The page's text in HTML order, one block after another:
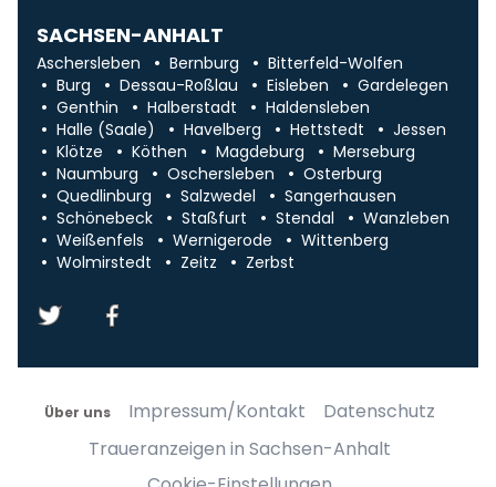
SACHSEN-ANHALT
Aschersleben Bernburg
Bitterfeld-Wolfen
Burg
Dessau-Roßlau Eisleben
Gardelegen
Genthin
Halberstadt
Haldensleben
Halle (Saale)
Havelberg Hettstedt
Jessen
Klötze
Köthen Magdeburg
Merseburg
Naumburg
Oschersleben
Osterburg
Quedlinburg
Salzwedel
Sangerhausen
Schönebeck
Staßfurt Stendal
Wanzleben
Weißenfels
Wernigerode
Wittenberg
Wolmirstedt
Zeitz Zerbst
Über uns Impressum/Kontakt
Datenschutz
Traueranzeigen in Sachsen-Anhalt